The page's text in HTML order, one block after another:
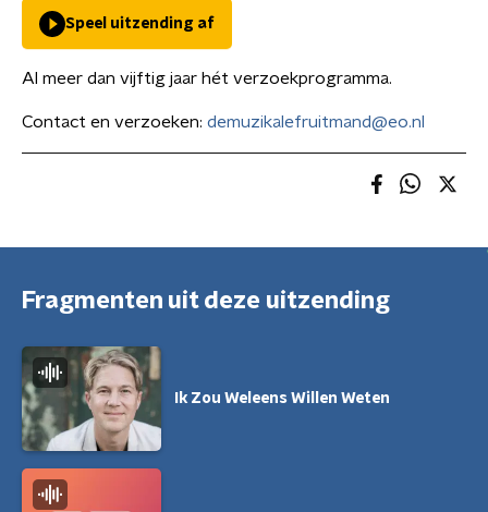
Speel uitzending af
Al meer dan vijftig jaar hét verzoekprogramma.
Contact en verzoeken: demuzikalefruitmand@eo.nl
Fragmenten uit deze uitzending
Ik Zou Weleens Willen Weten